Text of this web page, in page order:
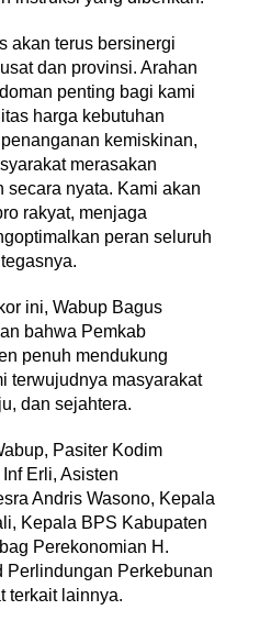
akan terus bersinergi
dan provinsi. Arahan
penting bagi kami
harga kebutuhan
kemiskinan,
merasakan
secara nyata. Kami akan
rakyat, menjaga
peran seluruh
ini, Wabup Bagus
bahwa Pemkab
penuh mendukung
terwujudnya masyarakat
dan sejahtera.
Pasiter Kodim
Erli, Asisten
Andris Wasono, Kepala
Kepala BPS Kabupaten
Perekonomian H.
Perlindungan Perkebunan
terkait lainnya.